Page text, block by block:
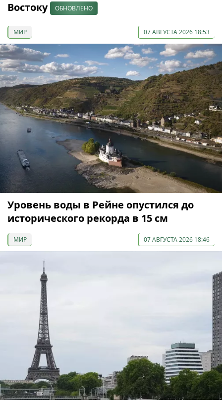
Востоку
ОБНОВЛЕНО
МИР 07 АВГУСТА 2026 18:53
Уровень воды в Рейне опустился до
исторического рекорда в 15 см
МИР 07 АВГУСТА 2026 18:46